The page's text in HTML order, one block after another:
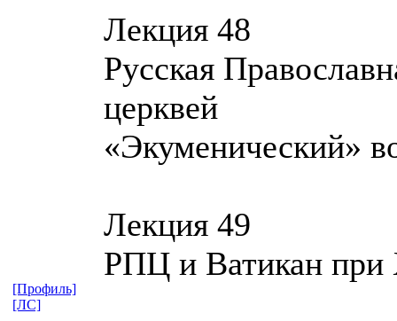
Лекция 48
Русская
церквей
«Экуменический»
Лекция 49
РПЦ и Ватикан при
[Профиль]
[ЛС]